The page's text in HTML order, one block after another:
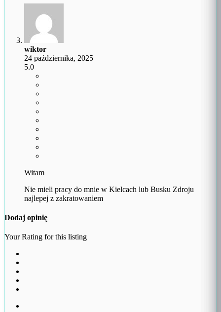
wiktor
24 października, 2025
5.0
Witam
Nie mieli pracy do mnie w Kielcach lub Busku Zdroju
najlepej z zakratowaniem
Dodaj opinię
Your Rating for this listing